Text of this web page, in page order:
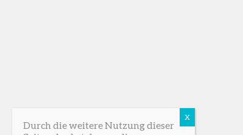
Durch die weitere Nutzung dieser